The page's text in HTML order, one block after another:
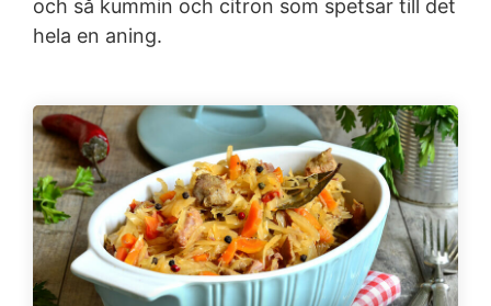
och så kummin och citron som spetsar till det
hela en aning.